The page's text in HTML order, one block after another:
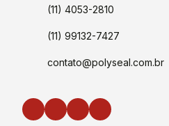
(11) 4053-2810
(11) 99132-7427
contato@polyseal.com.br